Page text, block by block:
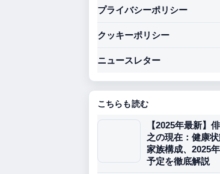
プライバシーポリシー
クッキーポリシー
ニュースレター
こちらも読む
【2025年最新】
之の現在：健康
家族構成、2025
予定を徹底解説